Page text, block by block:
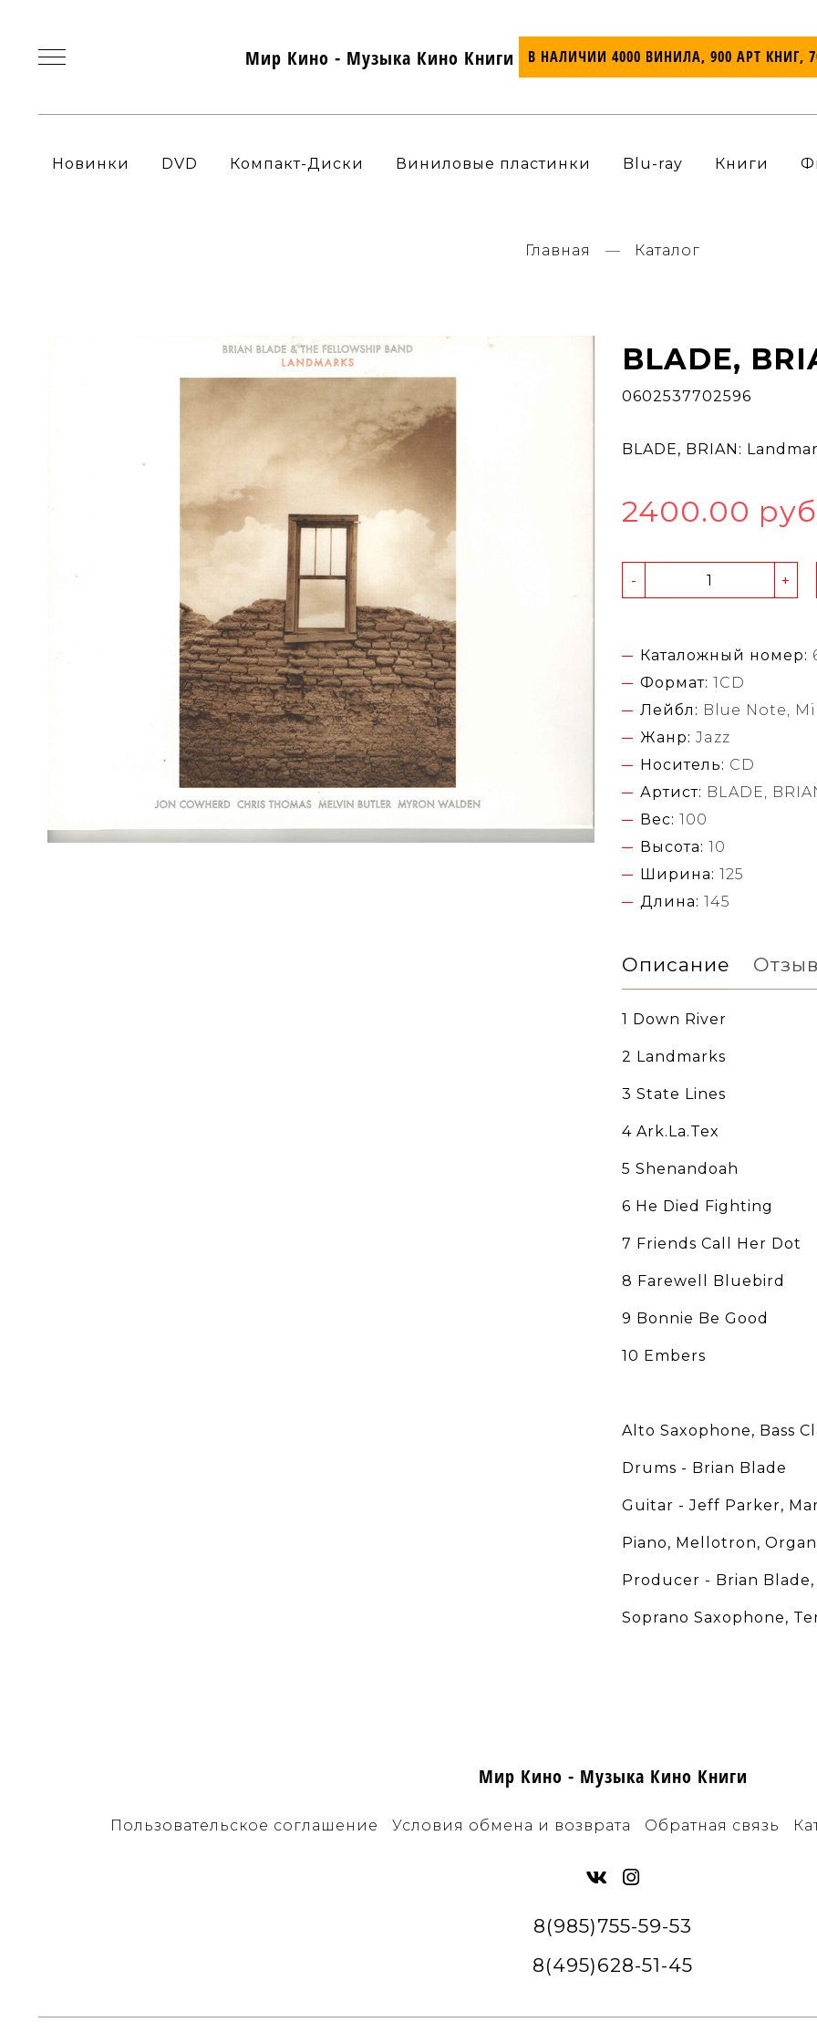
Мир Кино - Музыка Кино Книги В НАЛИЧИИ 4000 ВИНИЛА, 900 АРТ КНИГ,
Новинки DVD Компакт-Диски Виниловые пластинки Blu-ray Книги
Главная Каталог
BLADE,
0602537702596
BLADE, BRIAN:
2400.00 руб
- +
Каталожный номер:
Формат: 1CD
Лейбл: Blue Note,
Жанр: Jazz
Носитель: CD
Артист: BLADE,
Вес: 100
Высота: 10
Ширина: 125
Длина: 145
Описание
1 Down River
2 Landmarks
3 State Lines
4 Ark.La.Tex
5 Shenandoah
6 He Died Fighting
7 Friends Call Her Dot
8 Farewell Bluebird
9 Bonnie Be Good
10 Embers
Alto Saxophone, Bass
Drums - Brian Blade
Guitar - Jeff Parker,
Piano, Mellotron,
Producer - Brian
Soprano Saxophone,
Мир Кино - Музыка Кино Книги
Пользовательское соглашение Условия обмена и возврата Обратная связь
8(985)755-59-53
8(495)628-51-45